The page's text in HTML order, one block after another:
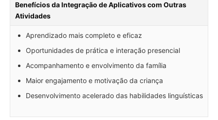
Benefícios da Integração de Aplicativos com Outras
Atividades
Aprendizado mais completo e eficaz
Oportunidades de prática e interação presencial
Acompanhamento e envolvimento da família
Maior engajamento e motivação da criança
Desenvolvimento acelerado das habilidades linguísticas